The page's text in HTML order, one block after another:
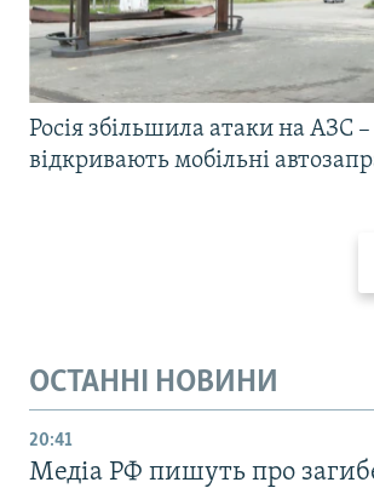
Росія збільшила атаки на АЗС –
відкривають мобільні
ОСТАННІ НОВИНИ
20:41
Медіа РФ пишуть про